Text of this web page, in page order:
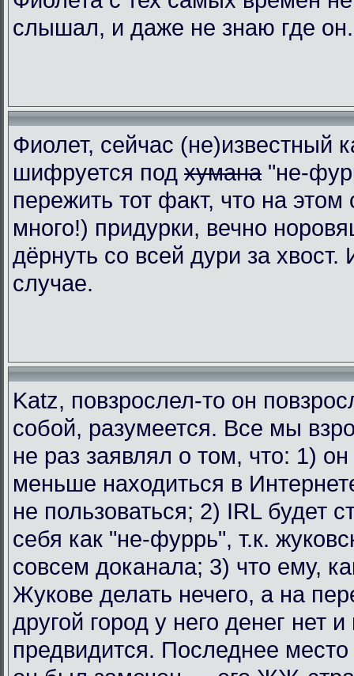
слышал, и даже не знаю где он.
Фиолет, сейчас (не)известный
шифруется под хумана "не-
пережить тот факт, что на этом
много!) придурки, вечно
дёрнуть со всей дури за
случае.
Katz, повзрослел-то он
собой, разумеется. Все мы
не раз заявлял о том, что: 1)
меньше находиться в
не пользоваться; 2) IRL будет
себя как "не-фуррь", т.к.
совсем доканала; 3) что ему,
Жукове делать нечего, а на
другой город у него денег нет
предвидится. Последнее место